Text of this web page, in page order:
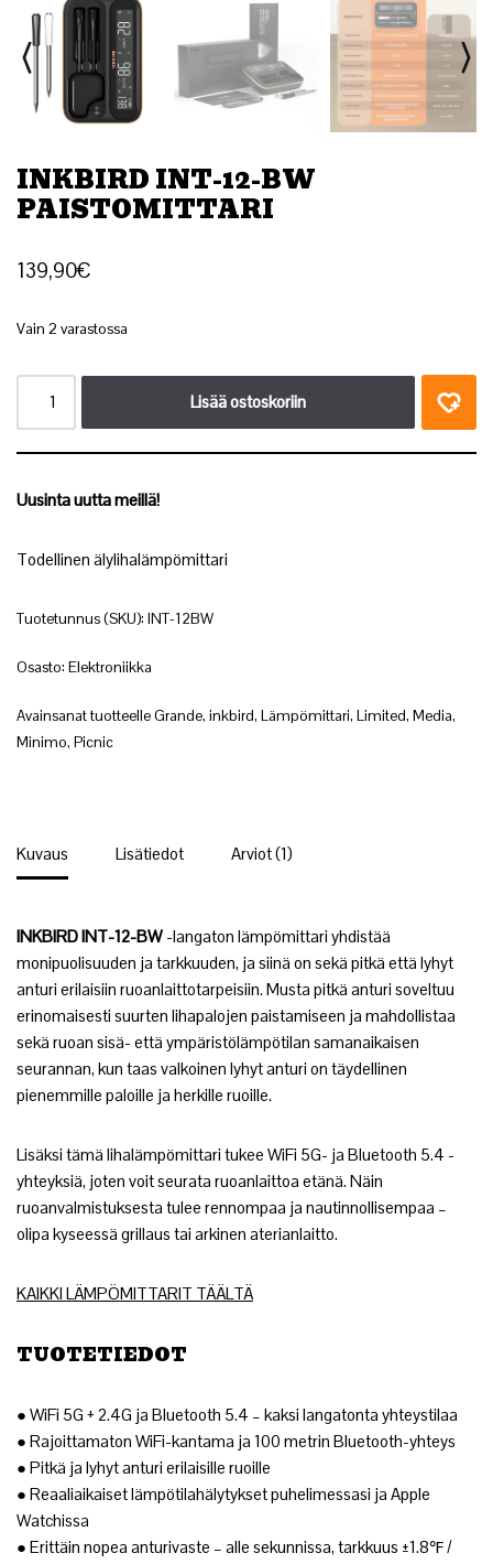
INKBIRD INT-12-BW
PAISTOMITTARI
139,90€
Vain 2 varastossa
Lisää ostoskoriin
Uusinta uutta meillä!
Todellinen älylihalämpömittari
Tuotetunnus (SKU): INT-12BW
Osasto: Elektroniikka
Avainsanat tuotteelleGrande, inkbird, Lämpömittari, Limited, Media,
Minimo, Picnic
Kuvaus Lisätiedot Arviot (1)
INKBIRD INT-12-BW -langaton lämpömittari yhdistää
monipuolisuuden ja tarkkuuden, ja siinä on sekä pitkä että lyhyt
anturi erilaisiin ruoanlaittotarpeisiin. Musta pitkä anturi soveltuu
erinomaisesti suurten lihapalojen paistamiseen ja mahdollistaa
sekä ruoan sisä- että ympäristölämpötilan samanaikaisen
seurannan, kun taas valkoinen lyhyt anturi on täydellinen
pienemmille paloille ja herkille ruoille.
Lisäksi tämä lihalämpömittari tukee WiFi 5G- ja Bluetooth 5.4 -
yhteyksiä, joten voit seurata ruoanlaittoa etänä. Näin
ruoanvalmistuksesta tulee rennompaa ja nautinnollisempaa –
olipa kyseessä grillaus tai arkinen aterianlaitto.
KAIKKI LÄMPÖMITTARIT TÄÄLTÄ
TUOTETIEDOT
● WiFi 5G + 2.4G ja Bluetooth 5.4 – kaksi langatonta yhteystilaa
● Rajoittamaton WiFi-kantama ja 100 metrin Bluetooth-yhteys
● Pitkä ja lyhyt anturi erilaisille ruoille
● Reaaliaikaiset lämpötilahälytykset puhelimessasi ja Apple
Watchissa
● Erittäin nopea anturivaste – alle sekunnissa, tarkkuus ±1.8℉ /